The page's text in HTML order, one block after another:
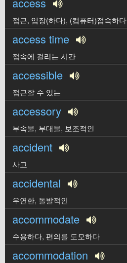
접근, 입장(하다), (컴퓨터)접속하다
access time
접속에 걸리는 시간
accessible
접근할 수 있는
accessory
부속물, 부대물, 보조적인
accident
사고
accidental
우연한, 돌발적인
accommodate
수용하다, 편의를 도모하다
accommodation